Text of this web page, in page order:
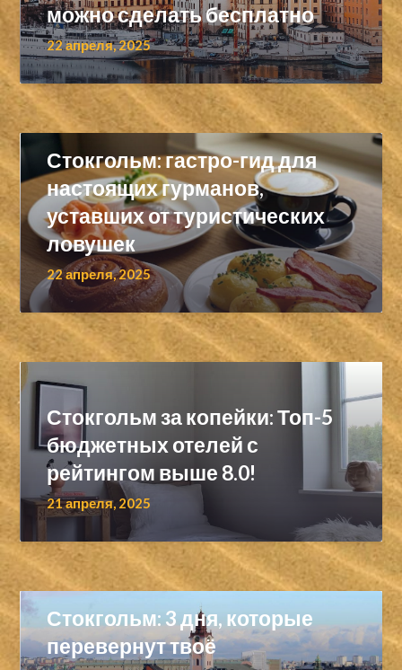
можно сделать бесплатно
22 апреля, 2025
Стокгольм: гастро-гид для
настоящих гурманов,
уставших от туристических
ловушек
22 апреля, 2025
Стокгольм за копейки: Топ-5
бюджетных отелей с
рейтингом выше 8.0!
21 апреля, 2025
Стокгольм: 3 дня, которые
перевернут твоё